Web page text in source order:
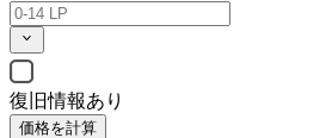
復旧情報あり
価格を計算